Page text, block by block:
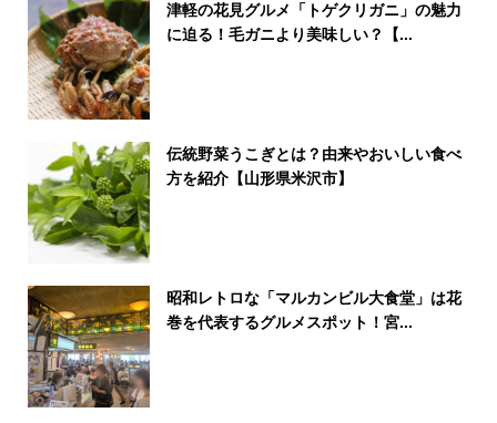
津軽の花見グルメ「トゲクリガニ」の魅力
に迫る！毛ガニより美味しい？【...
伝統野菜うこぎとは？由来やおいしい食べ
方を紹介【山形県米沢市】
昭和レトロな「マルカンビル大食堂」は花
巻を代表するグルメスポット！宮...